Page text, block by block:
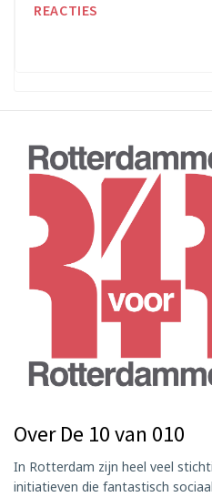
REACTIES
Over De 10 van 010
In Rotterdam zijn heel veel
initiatieven die fantastisch